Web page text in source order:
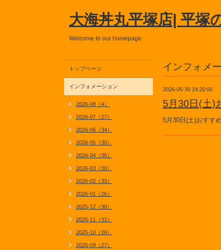
大海丼丸平塚店| 平塚
Welcome to our homepage
インフォメ
2026-05-30 14:20:00
5月30日(土)
5月30日(土)おすす
トップページ
インフォメーション
2026-08（4）
2026-07（27）
2026-06（34）
2026-05（30）
2026-04（35）
2026-03（30）
2026-02（33）
2026-01（26）
2025-12（30）
2025-11（31）
2025-10（26）
2025-09（27）